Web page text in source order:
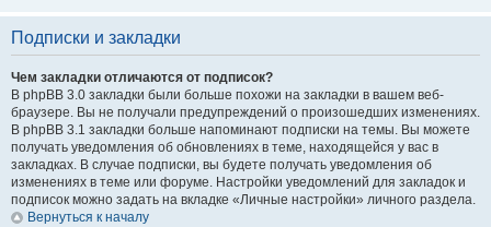
Подписки и закладки
Чем закладки отличаются от подписок?
В phpBB 3.0 закладки были больше похожи на закладки в вашем веб-
браузере. Вы не получали предупреждений о произошедших изменениях.
В phpBB 3.1 закладки больше напоминают подписки на темы. Вы можете
получать уведомления об обновлениях в теме, находящейся у вас в
закладках. В случае подписки, вы будете получать уведомления об
изменениях в теме или форуме. Настройки уведомлений для закладок и
подписок можно задать на вкладке «Личные настройки» личного раздела.
Вернуться к началу